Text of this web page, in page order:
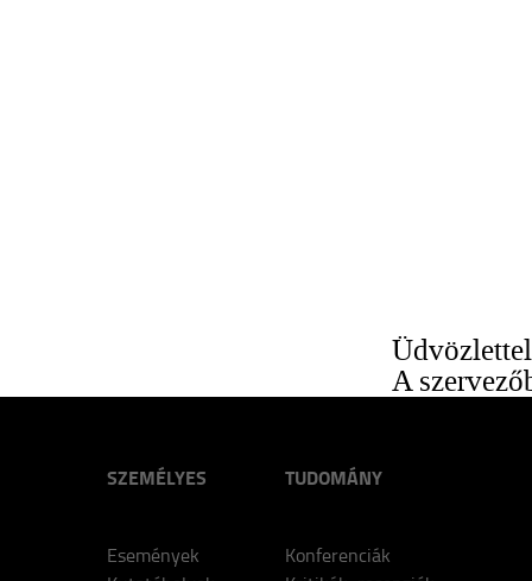
A
SZEMÉLYES
Események
TUDOMÁNY
Konferenciák